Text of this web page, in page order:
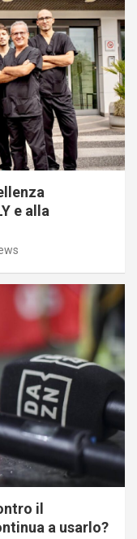
e alla
il
a usarlo?